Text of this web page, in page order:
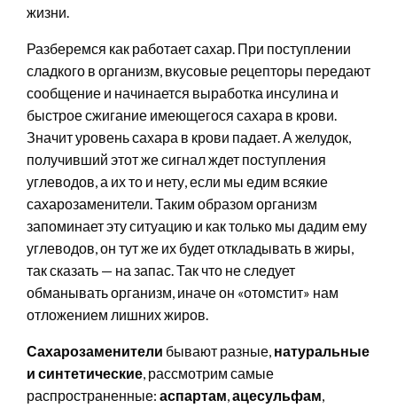
жизни.
Разберемся как работает сахар. При поступлении
сладкого в организм, вкусовые рецепторы передают
сообщение и начинается выработка инсулина и
быстрое сжигание имеющегося сахара в крови.
Значит уровень сахара в крови падает. А желудок,
получивший этот же сигнал ждет поступления
углеводов, а их то и нету, если мы едим всякие
сахарозаменители. Таким образом организм
запоминает эту ситуацию и как только мы дадим ему
углеводов, он тут же их будет откладывать в жиры,
так сказать — на запас. Так что не следует
обманывать организм, иначе он «отомстит» нам
отложением лишних жиров.
Сахарозаменители бывают разные, натуральные
и синтетические, рассмотрим самые
распространенные: аспартам,ацесульфам,